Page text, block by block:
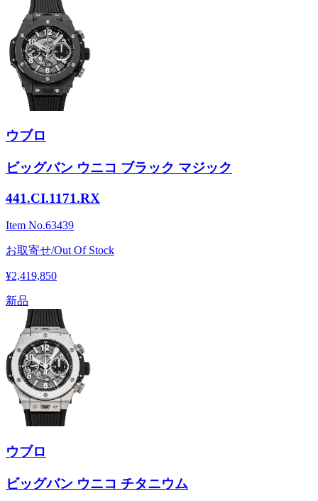
ウブロ
ビッグバン ウニコ ブラック マジック
441.CI.1171.RX
Item No.63439
お取寄せ/Out Of Stock
¥2,419,850
新品
ウブロ
ビッグバン ウニコ チタニウム